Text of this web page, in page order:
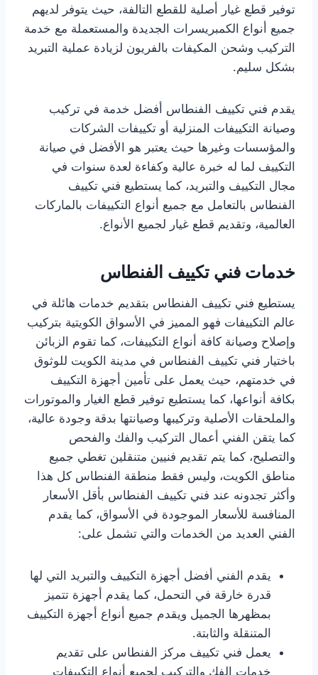
توفير قطع غيار أصلية للقطع التالفة، حيث يتوفر لديهم
جميع أنواع الكمبريسرات الجديدة والمستعملة مع خدمة
التركيب وشحن المكيفات بالفريون لزيادة عملية التبريد
بشكل سليم.
يقدم فني تكييف الفنطاس أفضل خدمة في تركيب
وصيانة التكييفات المنزلية أو تكييفات الشركات
والمؤسسات وغيرها حيث يعتبر هو الأفضل في صيانة
التكييف لما له خبرة عالية وكفاءة لعدة سنوات في
مجال التكييف والتبريد، كما يستطيع فني تكييف
الفنطاس بالتعامل مع جميع أنواع التكييفات بالماركات
العالمية، وتقديم قطع غيار لجميع الأنواع.
خدمات فني تكييف الفنطاس
يستطيع فني تكييف الفنطاس بتقديم خدمات هائلة في
عالم التكييفات فهو المميز في الأسواق الكويتية بتركيب
وإصلاح وصيانة كافة أنواع التكييفات، كما تقوم الزبائن
باختيار فني تكييف الفنطاس في مدينة الكويت للوثوق
في خدمتهم، حيث يعمل على تأمين أجهزة التكييف
بكافة أنواعها، كما يستطيع توفير قطع الغيار والموتورات
والملحقات الأصلية وتركيبها وصيانتها بدقة وجودة عالية،
كما يتقن الفني أعمال التركيب والفك والفحص
والتصليح، كما يتم تقديم فنيين متنقلين تغطي جميع
مناطق الكويت، وليس فقط منطقة الفنطاس كل هذا
وأكثر تجدونه عند فني تكييف الفنطاس بأقل الأسعار
المنافسة للأسعار الموجودة في الأسواق، كما يقدم
الفني العديد من الخدمات والتي تشمل على:
يقدم الفني أفضل أجهزة التكييف والتبريد التي لها
قدرة خارقة في التحمل، كما يقدم أجهزة تتميز
بمظهرها الجميل ويقدم جميع أنواع أجهزة التكييف
المتنقلة والثابتة.
يعمل فني تكييف مركز الفنطاس على تقديم
خدمات الفك والتركيب لجميع أنواع التكييفات